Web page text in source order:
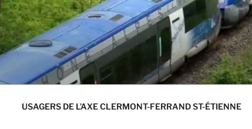
USAGERS DE L’AXE CLERMONT-FERRAND ST-ÉTIENNE